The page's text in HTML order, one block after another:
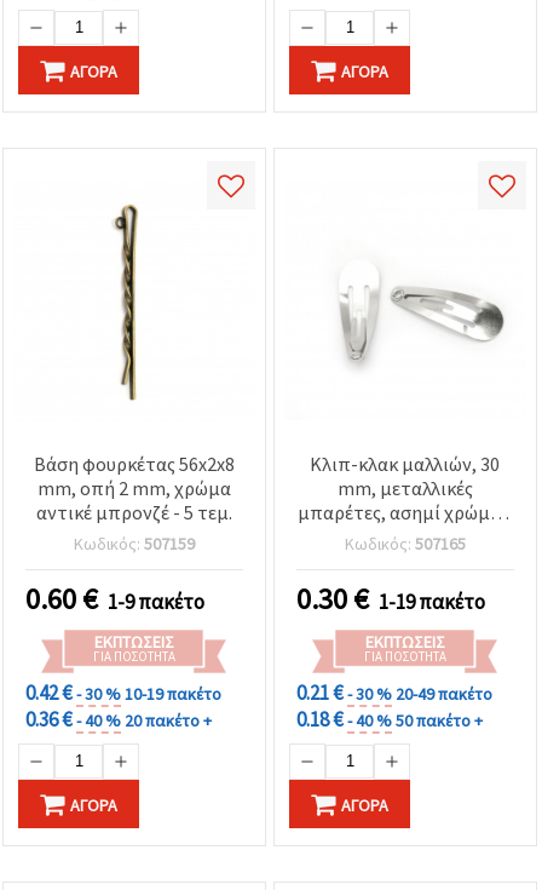
ΑΓΟΡΆ ΑΓΟΡΆ
Βάση φουρκέτας 56x2x8
mm, οπή 2 mm, χρώμα
αντικέ μπρονζέ - 5 τεμ.
Κωδικός: 507159
0.60€ 1-9 πακέτο
ΕΚΠΤΏΣΕΙΣ
ΓΙΑ ΠΟΣΌΤΗΤΑ
0.42 €- 30 %10-19 πακέτο
0.36 €- 40 % 20 πακέτο +
ΑΓΟΡΆ
Κλιπ-κλακ μαλλιών, 30
mm, μεταλλικές
μπαρέτες, ασημί χρώμα -
10 τεμ.
Κωδικός: 507165
0.30€ 1-19 πακέτο
ΕΚΠΤΏΣΕΙΣ
ΓΙΑ ΠΟΣΌΤΗΤΑ
0.21 €- 30 % 20-49 πακέτο
0.18 €- 40 %50 πακέτο +
ΑΓΟΡΆ